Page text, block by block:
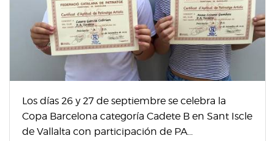
Los días 26 y 27 de septiembre se celebra la
Copa Barcelona categoría Cadete B en Sant Iscle
de Vallalta con participación de PA...